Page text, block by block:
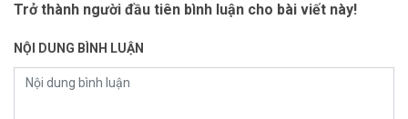
Trở thành người đầu tiên bình luận cho bài viết này!
NỘI DUNG BÌNH LUẬN